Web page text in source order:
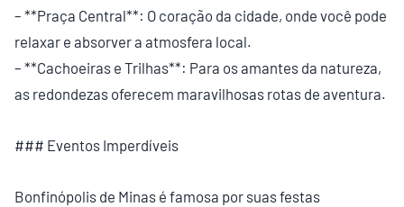
– **Praça Central**: O coração da cidade, onde você pode
relaxar e absorver a atmosfera local.
– **Cachoeiras e Trilhas**: Para os amantes da natureza,
as redondezas oferecem maravilhosas rotas de aventura.
### Eventos Imperdíveis
Bonfinópolis de Minas é famosa por suas festas